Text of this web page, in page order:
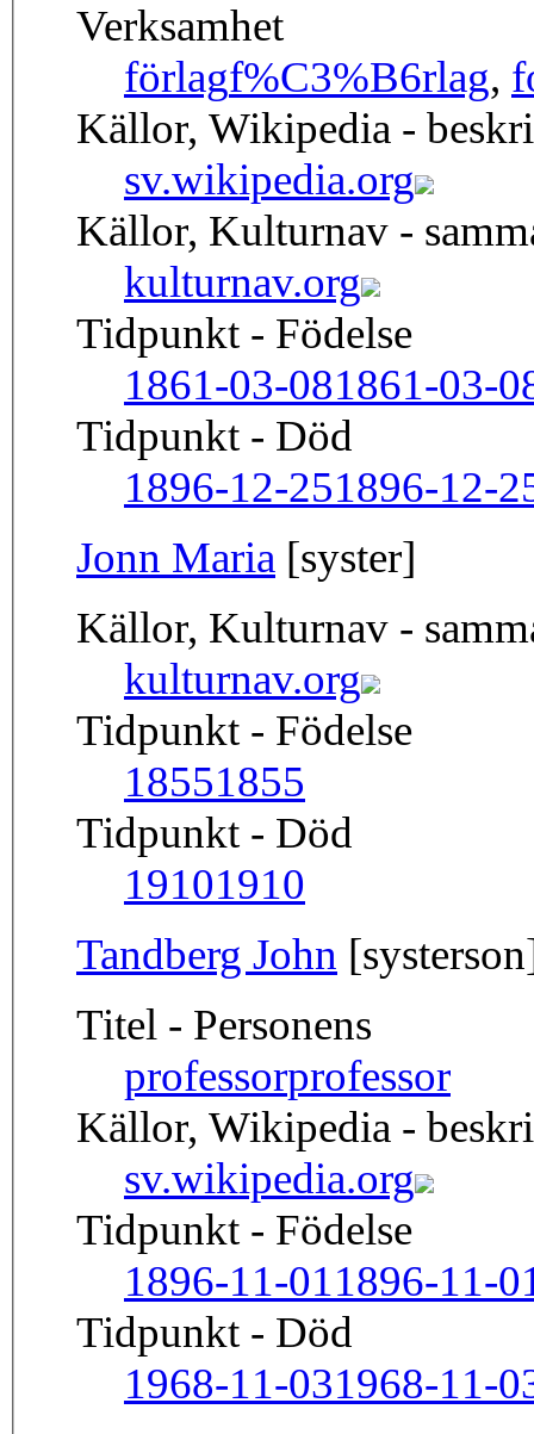
Verksamhet
förlagf%C3%B6rlag,
Källor, Wikipedia -
sv.wikipedia.org
Källor, Kulturnav -
kulturnav.org
Tidpunkt - Födelse
1861-03-081861-03-
Tidpunkt - Död
1896-12-251896-12-
Jonn Maria [syster]
Källor, Kulturnav -
kulturnav.org
Tidpunkt - Födelse
18551855
Tidpunkt - Död
19101910
Tandberg John
Titel - Personens
professorprofessor
Källor, Wikipedia -
sv.wikipedia.org
Tidpunkt - Födelse
1896-11-011896-11-
Tidpunkt - Död
1968-11-031968-11-